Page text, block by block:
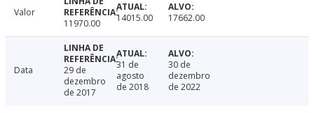
Valor
11970.00
14015.00 17662.00
Data
29 de
dezembro
de 2017
31 de
agosto
de 2018
30 de
dezembro
de 2022